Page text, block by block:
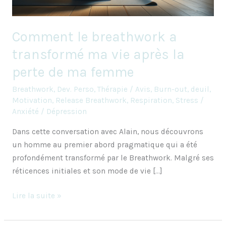
Comment le breathwork a
transformé ma vie après la
perte de ma femme
Breathwork, Dev. Perso, Thérapie / Avis, Burn-out, deuil,
Motivation, Release Breathwork, Respiration, Stress /
Anxiété / Dépression
Dans cette conversation avec Alain, nous découvrons
un homme au premier abord pragmatique qui a été
profondément transformé par le Breathwork. Malgré ses
réticences initiales et son mode de vie […]
de
ma
Lire la suite »